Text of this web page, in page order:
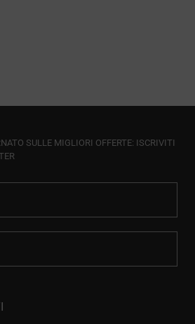
SULLE MIGLIORI OFFERTE: ISCRIVITI